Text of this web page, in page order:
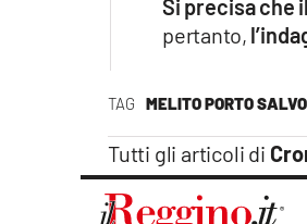
TAG MELITO PORTO SALVO
Tutti gli articoli di
Si precisa che
pertanto,